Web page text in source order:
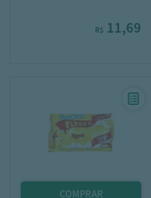
R$ 11,69